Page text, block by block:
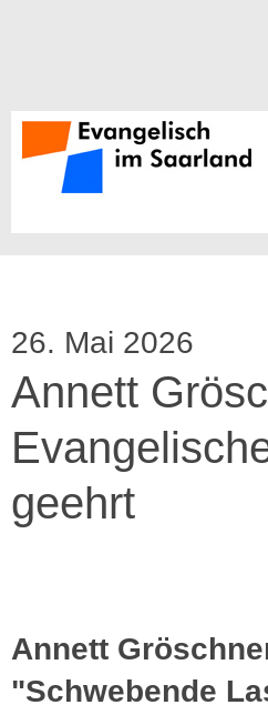
26. Mai 2026
Annett
geehrt
Annett
"Schwebende